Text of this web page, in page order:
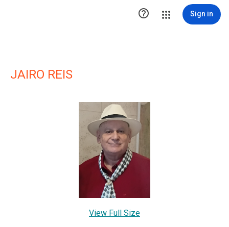
 Sign in
JAIRO REIS
View Full Size